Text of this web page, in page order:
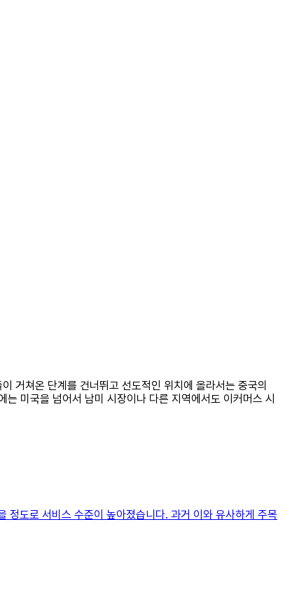
거쳐온 단계를 건너뛰고 선도적인 위치에 올라서는 중국의
미국을 넘어서 남미 시장이나 다른 지역에서도 이커머스 시
정도로 서비스 수준이 높아졌습니다. 과거 이와 유사하게 주목